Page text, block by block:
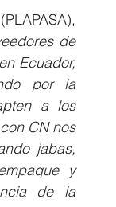
de
Ecuador,
por la
a los
CN nos
jabas,
y
de la